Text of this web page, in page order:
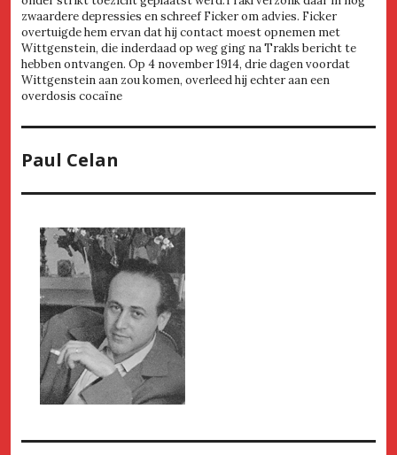
zwaardere depressies en schreef Ficker om advies. Ficker
overtuigde hem ervan dat hij contact moest opnemen met
Wittgenstein, die inderdaad op weg ging na Trakls bericht te
hebben ontvangen. Op 4 november 1914, drie dagen voordat
Wittgenstein aan zou komen, overleed hij echter aan een
overdosis cocaïne
Paul Celan